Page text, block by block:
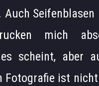
Auch
mich
scheint, aber
Fotografie ist